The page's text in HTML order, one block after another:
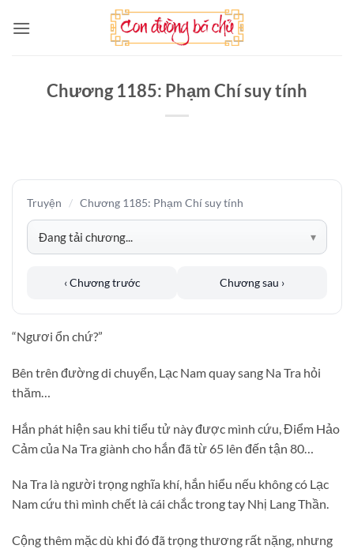
qua
Chương 1185: Phạm Chí suy tính
Truyện / Chương 1185: Phạm Chí suy tính
‹ Chương trước Chương sau ›
“Ngươi ổn chứ?”
Bên trên đường di chuyển, Lạc Nam quay sang Na Tra hỏi
thăm…
Hắn phát hiện sau khi tiểu tử này được mình cứu, Điểm Hảo
Cảm của Na Tra giành cho hắn đã từ 65 lên đến tận 80…
Na Tra là người trọng nghĩa khí, hắn hiểu nếu không có Lạc
Nam cứu thì mình chết là cái chắc trong tay Nhị Lang Thần.
Cộng thêm mặc dù khi đó đã trọng thương rất nặng, nhưng